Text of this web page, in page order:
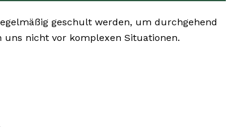
geschult werden, um durchgehend
nicht vor komplexen Situationen.